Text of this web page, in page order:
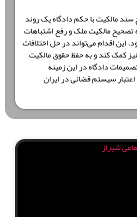
سند مالکیت با حکم دادگاه یک روند
مالکیت ملک و رفع اشتباهات
این اقدام می‌تواند در حل اختلافات
کمک کند و به حفظ حقوق مالکیت
دادگاه در این زمینه
سیستم قضائی در ایران